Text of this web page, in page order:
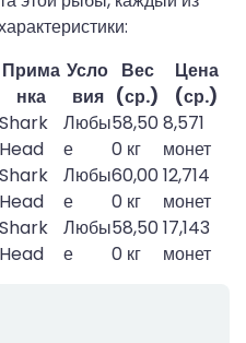
Прима
нка
Усло
вия
Вес
(ср.)
Цена
(ср.)
Shark
Head
Любы
е
58,50
0 кг
8,571
монет
Shark
Head
Любы
е
60,00
0 кг
12,714
монет
Shark
Head
Любы
е
58,50
0 кг
17,143
монет